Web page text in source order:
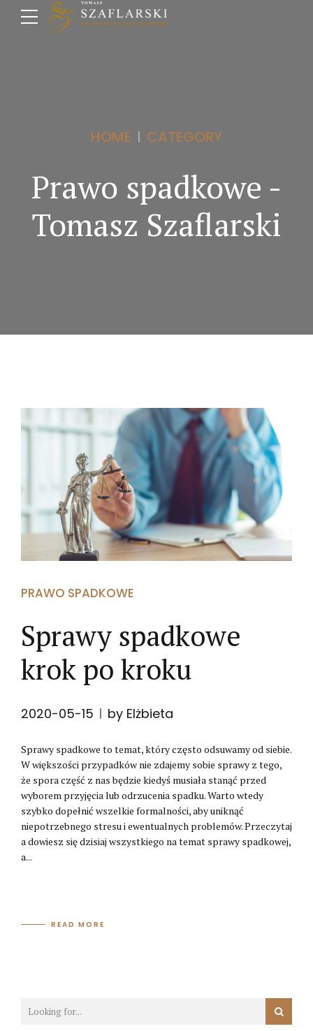
HOME CATEGORY
Prawo spadkowe -
Tomasz Szaflarski
PRAWO SPADKOWE
Sprawy spadkowe
krok po kroku
2020-05-15 by Elżbieta
Sprawy spadkowe to temat, który często odsuwamy od siebie.
W większości przypadków nie zdajemy sobie sprawy z tego,
że spora część z nas będzie kiedyś musiała stanąć przed
wyborem przyjęcia lub odrzucenia spadku. Warto wtedy
szybko dopełnić wszelkie formalności, aby uniknąć
niepotrzebnego stresu i ewentualnych problemów. Przeczytaj
a dowiesz się dzisiaj wszystkiego na temat sprawy spadkowej,
a...
READ MORE